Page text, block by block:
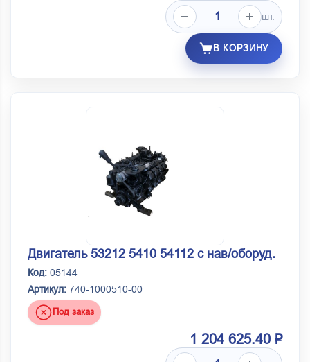
шт.
В КОРЗИНУ
Двигатель 53212 5410 54112 с нав/оборуд.
Код: 05144
Артикул: 740-1000510-00
Под заказ
1 204 625.40 ₽